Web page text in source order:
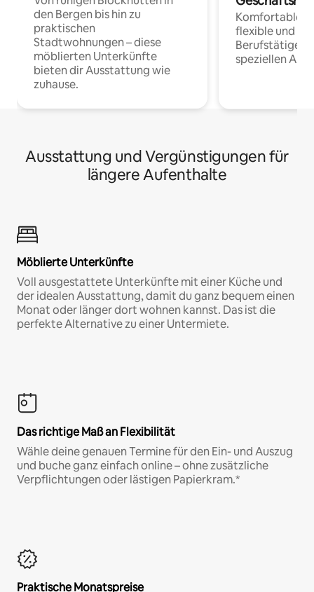
den Bergen bis hin zu
praktischen
Stadtwohnungen – diese
möblierten Unterkünfte
bieten dir Ausstattung wie
zuhause.
Komfortable
flexible und
Berufstätige
speziellen
Ausstattung und Vergünstigungen für
längere Aufenthalte
Möblierte Unterkünfte
Voll ausgestattete Unterkünfte mit einer Küche und
der idealen Ausstattung, damit du ganz bequem einen
Monat oder länger dort wohnen kannst. Das ist die
perfekte Alternative zu einer Untermiete.
Das richtige Maß an Flexibilität
Wähle deine genauen Termine für den Ein- und Auszug
und buche ganz einfach online – ohne zusätzliche
Verpflichtungen oder lästigen Papierkram.*
Praktische Monatspreise